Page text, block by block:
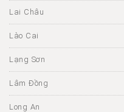
Lai Châu
Lào Cai
Lạng Sơn
Lâm Đồng
Long An